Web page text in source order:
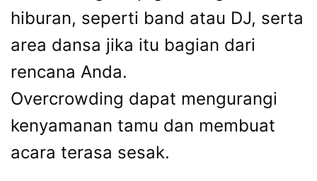
hiburan, seperti band atau DJ, serta
area dansa jika itu bagian dari
rencana Anda.
Overcrowding dapat mengurangi
kenyamanan tamu dan membuat
acara terasa sesak.